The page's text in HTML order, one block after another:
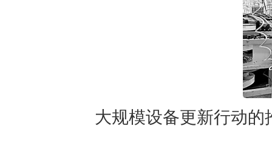
大规模设备更新行动